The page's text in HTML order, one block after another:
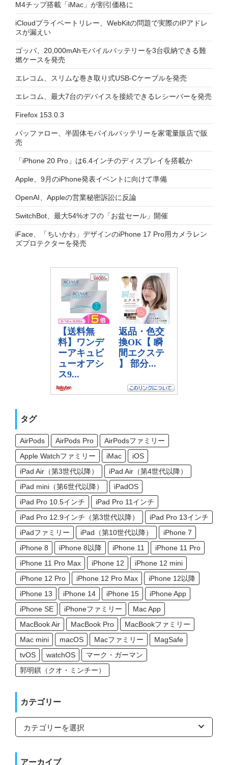
M4チップ搭載「iMac」が割引価格に
iCloudプライベートリレー、WebKitの問題で実際のIPアドレ
スが漏えい
ゴッパ、20,000mAhモバイルバッテリーを3台収納できる難
燃ケースを発売
エレコム、スリムな巻き取り式USB-Cケーブルを発売
エレコム、最大7台のデバイスを接続できるレシーバーを発売
Firefox 153.0.3
バッファロー、半固体モバイルバッテリーを家電量販店で販
売
「iPhone 20 Pro」は6.4インチのディスプレイを搭載か
Apple、9月のiPhone発表イベントに向けて準備
OpenAI、Appleの営業秘密訴訟に反論
SwitchBot、最大54%オフの「お盆セール」開催
iFace、「ちいかわ」デザインのiPhone 17 Pro用カメラレン
ズプロテクターを発売
タグ
AirPods AirPods Pro
AirPodsファミリー
Apple Watchファミリー
iMac
iOS
iPad Air（第3世代以降）
iPad Air（第4世代以降）
iPad mini（第6世代以降）
iPadOS
iPad Pro 10.5インチ
iPad Pro 11インチ
iPad Pro 12.9インチ（第3世代以降）
iPad Pro 13インチ
iPadファミリー
iPad（第10世代以降）
iPhone 7
iPhone 8
iPhone 8以降 iPhone 11
iPhone 11 Pro
iPhone 11 Pro Max
iPhone 12
iPhone 12 mini
iPhone 12 Pro
iPhone 12 Pro Max
iPhone 12以降
iPhone 13
iPhone 14 iPhone 15
iPhone App
iPhone SE
iPhoneファミリー
Mac App
MacBook Air
MacBook Pro
MacBookファミリー
Mac mini
macOS Macファミリー
MagSafe
tvOS
watchOS
マーク・ガーマン
郭明錤（クオ・ミンチー）
カテゴリー
カ
ゴ
ー
アーカイブ